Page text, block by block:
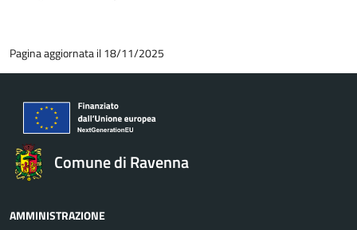
Pagina aggiornata il 18/11/2025
Comune di Ravenna
AMMINISTRAZIONE